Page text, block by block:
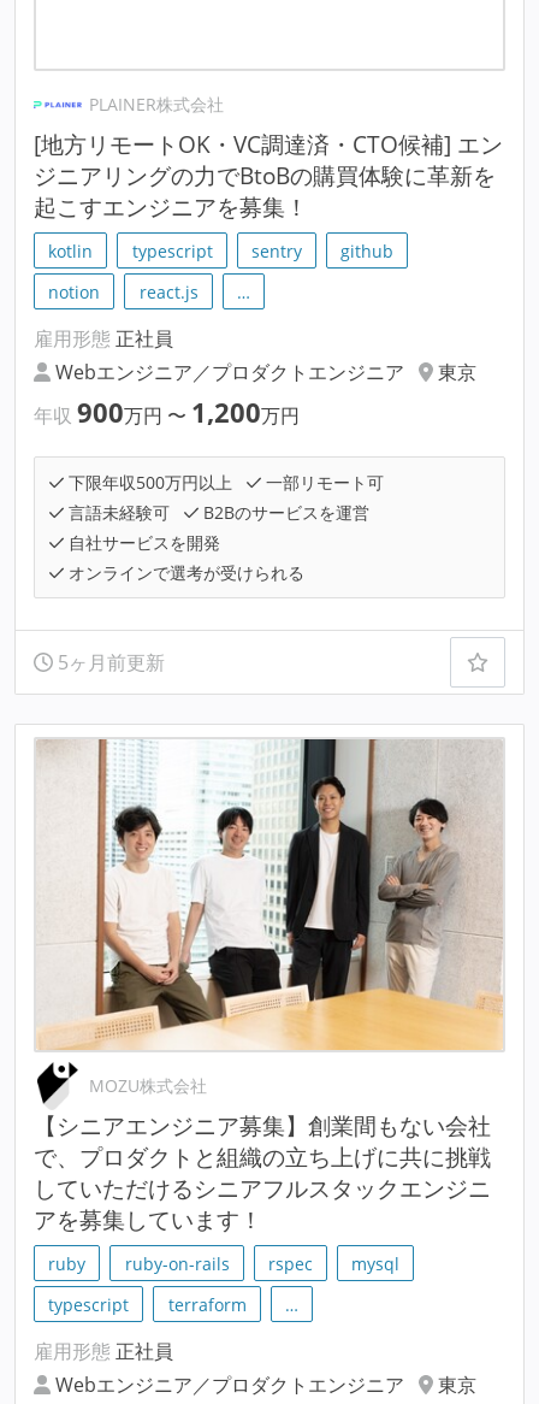
PLAINER株式会社
[地方リモートOK・VC調達済・CTO候補] エン
ジニアリングの力でBtoBの購買体験に革新を
起こすエンジニアを募集！
kotlin typescript sentry
github
notion
react.js …
雇用形態 正社員
Webエンジニア／プロダクトエンジニア
東京
年収 900万円 〜 1,200万円
下限年収500万円以上
一部リモート可
言語未経験可
B2Bのサービスを運営
自社サービスを開発
オンラインで選考が受けられる
5ヶ月前更新
MOZU株式会社
【シニアエンジニア募集】創業間もない会社
で、プロダクトと組織の立ち上げに共に挑戦
していただけるシニアフルスタックエンジニ
アを募集しています！
ruby ruby-on-rails rspec
mysql
typescript
terraform …
雇用形態 正社員
Webエンジニア／プロダクトエンジニア
東京